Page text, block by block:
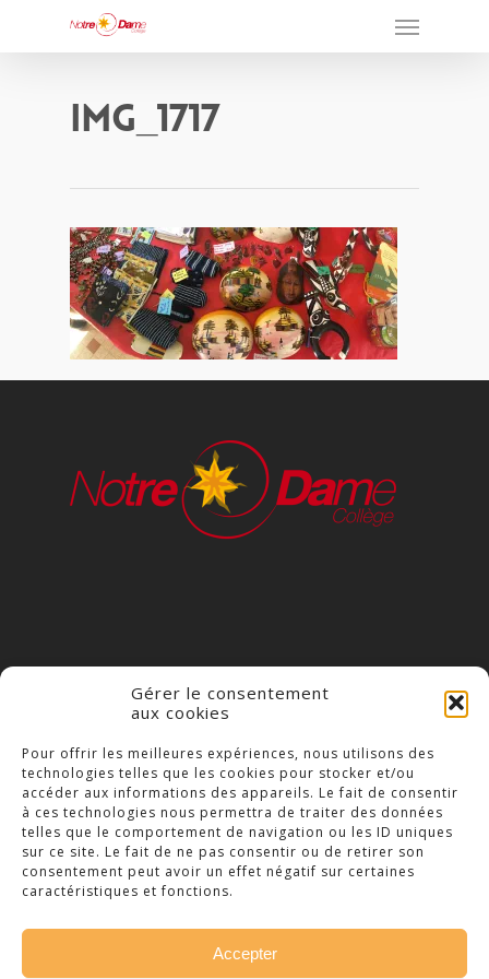
Gérer le consentement
aux cookies
Pour offrir les meilleures expériences, nous utilisons des
technologies telles que les cookies pour stocker et/ou
accéder aux informations des appareils. Le fait de consentir
à ces technologies nous permettra de traiter des données
telles que le comportement de navigation ou les ID uniques
sur ce site. Le fait de ne pas consentir ou de retirer son
consentement peut avoir un effet négatif sur certaines
caractéristiques et fonctions.
Accepter
IMG_1717
COLLÈGE NOTRE DAME
23 Place Saint-Jean,
79300 Bressuire
Téléphone : 05 49 74 46 20